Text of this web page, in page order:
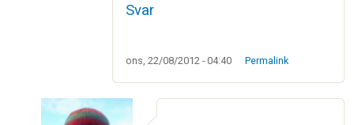
Svar
ons, 22/08/2012 - 04:40 Permalink